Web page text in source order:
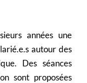
années une
autour des
Des séances
sont proposées